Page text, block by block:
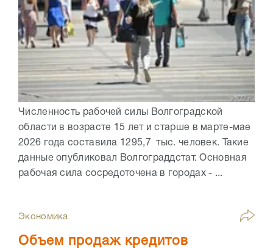
Численность рабочей силы Волгоградской
области в возрасте 15 лет и старше в марте-мае
2026 года составила 1295,7 тыс. человек. Такие
данные опубликовал Волгограддстат. Основная
рабочая сила сосредоточена в городах - ...
Экономика
Объем продаж кредитов